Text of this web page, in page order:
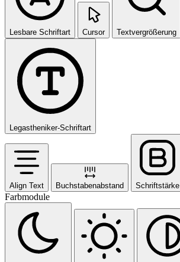
Lesbare Schriftart Cursor Textvergrößerung
Legastheniker-Schriftart
Align Text Buchstabenabstand Schriftstärke
Farbmodule